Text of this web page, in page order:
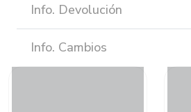
Info. Devolución
Info. Cambios